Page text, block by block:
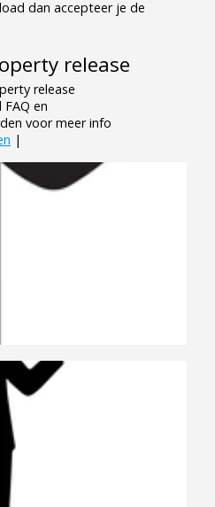
dan accepteer je de
release
release
en
voor meer info
|